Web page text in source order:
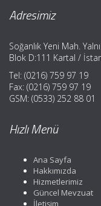
Adresimiz
Soğanlık Yeni Mah.
Blok D:111 Kartal /
Tel: (0216) 759 97 19
Fax: (0216) 759 97 19
GSM: (0533) 252 88 01
Hızlı Menü
Ana Sayfa
Hakkımızda
Hizmetlerimiz
Güncel Mevzuat
İletişim